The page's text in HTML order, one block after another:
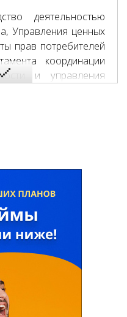
деятельностью
Управления ценных
прав потребителей
координации
и управления
офисов
«Самарканд»,
развития
Банка, а также
бедности и